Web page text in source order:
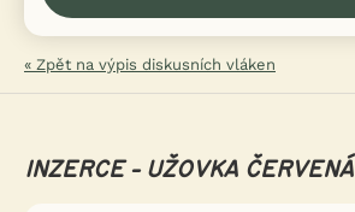
« Zpět na výpis diskusních vláken
INZERCE - UŽOVKA ČERVENÁ